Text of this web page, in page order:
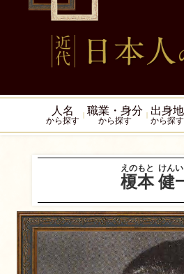
人名
から探す
職業・身分
から探す
出身地
から探す
榎本
えのもと
健
けん